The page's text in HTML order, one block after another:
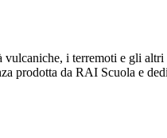
i terremoti e gli
prodotta da RAI Scuola e